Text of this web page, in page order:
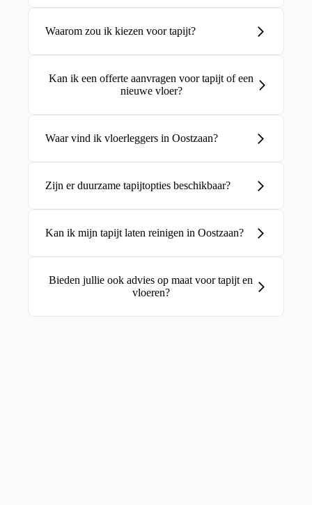
Waarom zou ik kiezen voor tapijt?
Kan ik een offerte aanvragen voor tapijt of een
nieuwe vloer?
Waar vind ik vloerleggers in Oostzaan?
Zijn er duurzame tapijtopties beschikbaar?
Kan ik mijn tapijt laten reinigen in Oostzaan?
Bieden jullie ook advies op maat voor tapijt en
vloeren?